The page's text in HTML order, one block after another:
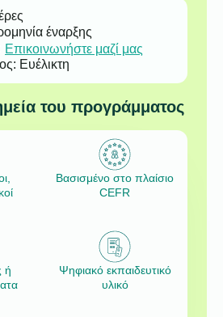
έναρξης
Επικοινωνήστε μαζί μας
Ευέλικτη
του προγράμματος
Βασισμένο στο πλαίσιο
CEFR
ή
Ψηφιακό εκπαιδευτικό
υλικό